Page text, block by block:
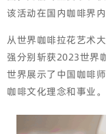
该活动在国内咖啡界
从世界咖啡拉花艺术
强分别斩获2023世界
世界展示了中国咖啡
咖啡文化理念和事业。